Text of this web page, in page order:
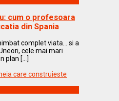
cum o profesoara
din Spania
complet viata… si a
cele mai mari
plan [...]